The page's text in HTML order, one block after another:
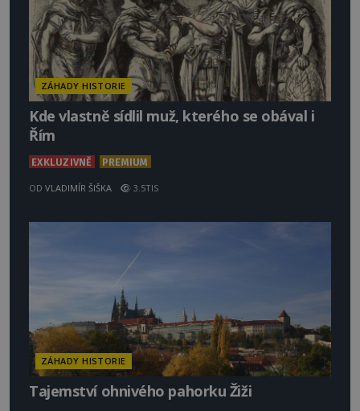
ZÁHADY HISTORIE
Kde vlastně sídlil muž, kterého se obával i
Řím
EXKLUZIVNĚ PREMIUM
OD VLADIMÍR ŠIŠKA 3.5TIS
ZÁHADY HISTORIE
Tajemství ohnivého pahorku Žiži